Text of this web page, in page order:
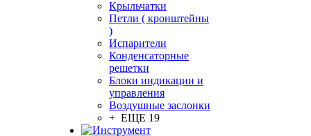
Крыльчатки
Петли ( кронштейны
)
Испарители
Конденсаторные
решетки
Блоки индикации и
управления
Воздушные заслонки
+ ЕЩЕ 19